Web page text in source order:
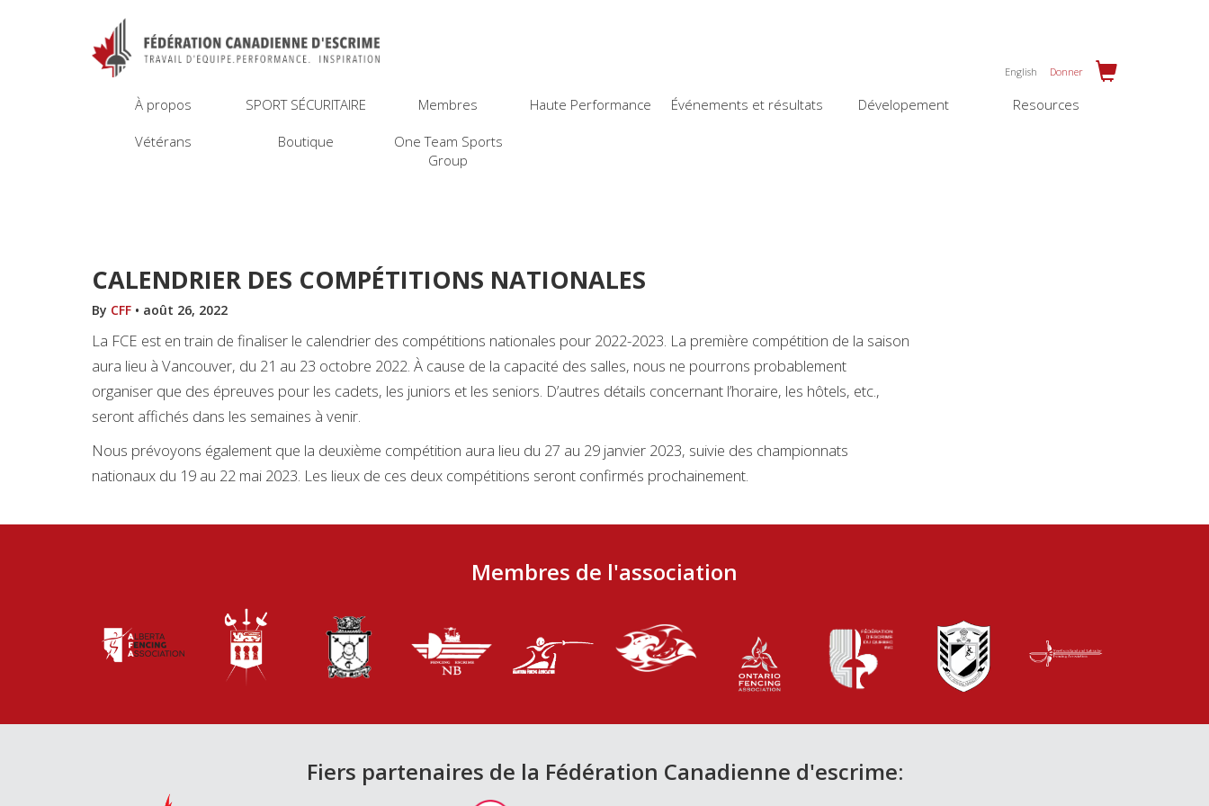
English Donner
À propos SPORT SÉCURITAIRE Membres Haute Performance Événements et résultats Dévelopement Resources
Vétérans Boutique
One Team Sports
Group
CALENDRIER DES COMPÉTITIONS NATIONALES
By CFF • août 26, 2022
La FCE est en train de finaliser le calendrier des compétitions nationales pour 2022-2023. La première compétition de la saison
aura lieu à Vancouver, du 21 au 23 octobre 2022. À cause de la capacité des salles, nous ne pourrons probablement
organiser que des épreuves pour les cadets, les juniors et les seniors. D’autres détails concernant l’horaire, les hôtels, etc.,
seront affichés dans les semaines à venir.
Nous prévoyons également que la deuxième compétition aura lieu du 27 au 29 janvier 2023, suivie des championnats
nationaux du 19 au 22 mai 2023. Les lieux de ces deux compétitions seront confirmés prochainement.
Membres de l'association
Fiers partenaires de la Fédération Canadienne d'escrime: